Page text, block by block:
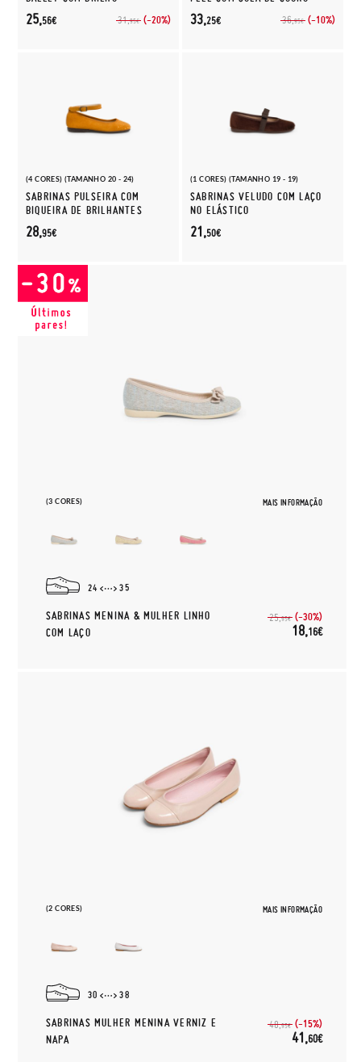
31,95€ (-20%)
25,56€ 36,95€ (-10%)
33,25€
(4 CORES) (TAMANHO 20 - 24)
SABRINAS PULSEIRA COM
BIQUEIRA DE BRILHANTES
28,95€
(1 CORES) (TAMANHO 19 - 19)
SABRINAS VELUDO COM LAÇO
NO ELÁSTICO
21,50€
(3 CORES) MAIS INFORMAÇÃO
24 35
SABRINAS MENINA & MULHER LINHO
COM LAÇO
25,95€ (-30%)
18,16€
(2 CORES) MAIS INFORMAÇÃO
30 38
SABRINAS MULHER MENINA VERNIZ E
NAPA
48,95€ (-15%)
41,60€